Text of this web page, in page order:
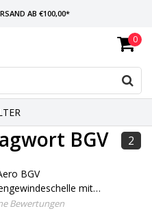
AB €100,00*
VERSAND AM SELBEN TAG
LIEFERUNG
0
BGV 2
BGV
mit
W2
Bewertungen